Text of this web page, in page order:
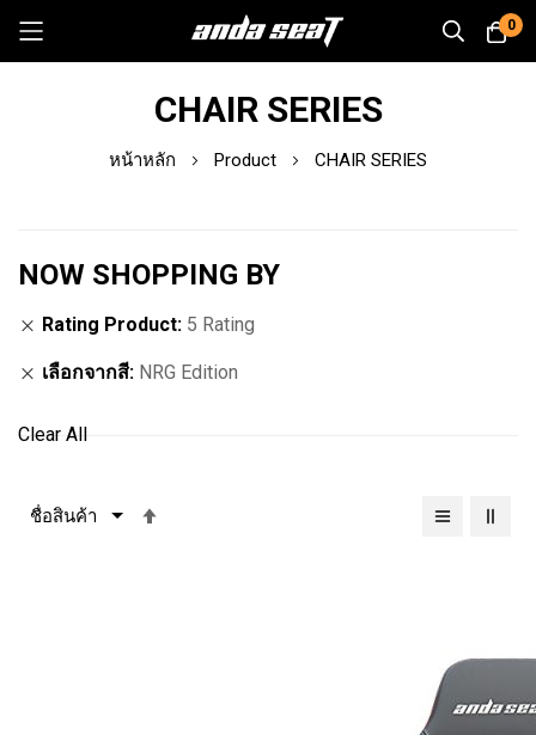
0
CHAIR SERIES
หน้าหลัก Product CHAIR SERIES
NOW SHOPPING BY
Rating Product 5 Rating
เลือกจากสี NRG Edition
Clear All